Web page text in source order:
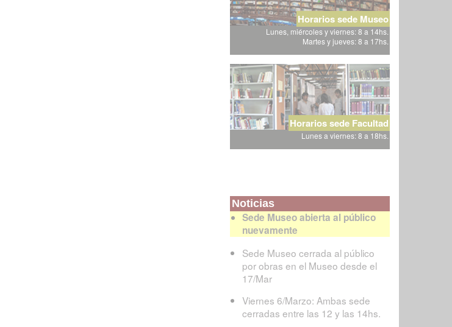
Horarios sede Museo
Lunes, miércoles y viernes: 8 a 14hs.
Martes y jueves: 8 a 17hs.
Horarios sede Facultad
Lunes a viernes: 8 a 18hs.
Noticias
Sede Museo abierta al público
nuevamente
Sede Museo cerrada al público
por obras en el Museo desde el
17/Mar
Viernes 6/Marzo: Ambas sede
cerradas entre las 12 y las 14hs.